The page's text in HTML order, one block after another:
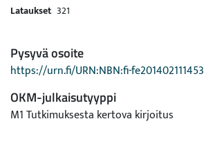
Lataukset 321
Pysyvä osoite
https://urn.fi/URN:NBN:fi-fe201402111453
OKM-julkaisutyyppi
M1 Tutkimuksesta kertova kirjoitus